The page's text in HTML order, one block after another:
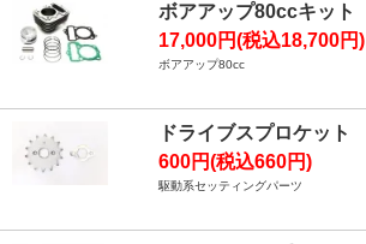
ボアアップ80ccキット
17,000円(税込18,700円)
ボアアップ80cc
ドライブスプロケット
600円(税込660円)
駆動系セッティングパーツ